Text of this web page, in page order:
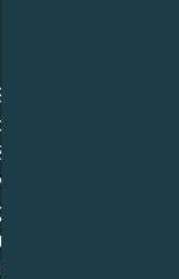
Sonne
in der
des
darstellt,
reinen,
als
Mit Ihrem